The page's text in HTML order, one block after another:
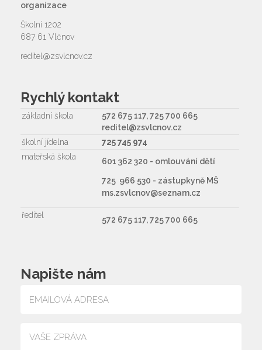
organizace
Školní 1202
687 61 Vlčnov
reditel@zsvlcnov.cz
Rychlý kontakt
základní škola
572 675 117, 725 700 665
reditel@zsvlcnov.cz
školní jídelna
725 745 974
mateřská škola
601 362 320 - omlouvání dětí
725 966 530 - zástupkyně MŠ
ms.zsvlcnov@seznam.cz
ředitel 572 675 117, 725 700 665
Napište nám